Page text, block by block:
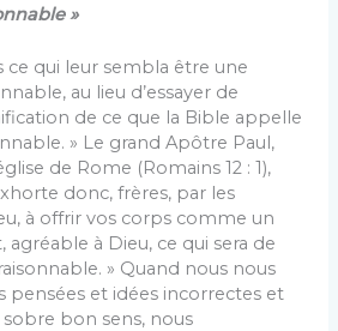
»
ce qui leur sembla être une
au lieu d’essayer de
de ce que la Bible appelle
» Le grand Apôtre Paul,
de Rome (Romains 12 : 1),
donc, frères, par les
à offrir vos corps comme un
agréable à Dieu, ce qui sera de
» Quand nous nous
pensées et idées incorrectes et
sobre bon sens, nous